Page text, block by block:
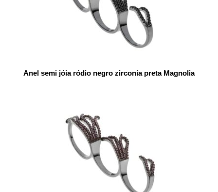
Anel semi jóia ródio negro zirconia preta Magnolia